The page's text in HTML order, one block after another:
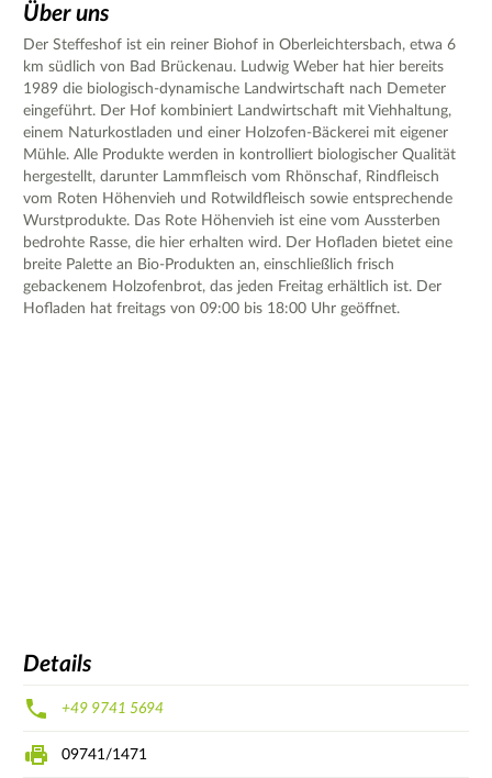
Über uns
Der Steffeshof ist ein reiner Biohof in Oberleichtersbach, etwa 6
km südlich von Bad Brückenau. Ludwig Weber hat hier bereits
1989 die biologisch-dynamische Landwirtschaft nach Demeter
eingeführt. Der Hof kombiniert Landwirtschaft mit Viehhaltung,
einem Naturkostladen und einer Holzofen-Bäckerei mit eigener
Mühle. Alle Produkte werden in kontrolliert biologischer Qualität
hergestellt, darunter Lammfleisch vom Rhönschaf, Rindfleisch
vom Roten Höhenvieh und Rotwildfleisch sowie entsprechende
Wurstprodukte. Das Rote Höhenvieh ist eine vom Aussterben
bedrohte Rasse, die hier erhalten wird. Der Hofladen bietet eine
breite Palette an Bio-Produkten an, einschließlich frisch
gebackenem Holzofenbrot, das jeden Freitag erhältlich ist. Der
Hofladen hat freitags von 09:00 bis 18:00 Uhr geöffnet.
Details
+49 9741 5694
09741/1471